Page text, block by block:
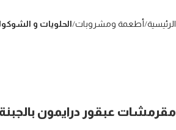
الرئيسية أطعمة ومشروبات الحلويات و
مقرمشات عبقور درايمون بالجبنة ٣٠ كيس